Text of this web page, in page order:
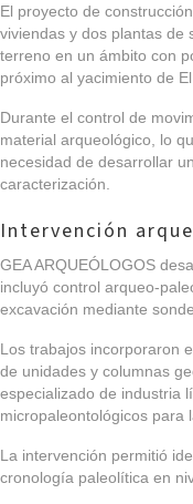
El proyecto de
viviendas y dos plantas de
terreno en un ámbito con
próximo al yacimiento de El
Durante el control de
material arqueológico, lo
necesidad de desarrollar
caracterización.
Intervención
GEA ARQUEÓLOGOS
incluyó control arqueo-
excavación mediante
Los trabajos incorporaron
de unidades y columnas
especializado de industria
micropaleontológicos para
La intervención permitió
cronología paleolítica en